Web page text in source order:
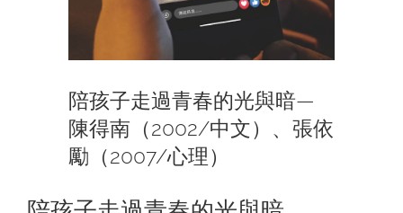
陪孩子走過青春的光與暗—
陳得南（2002/中文）、張依
勵（2007/心理）